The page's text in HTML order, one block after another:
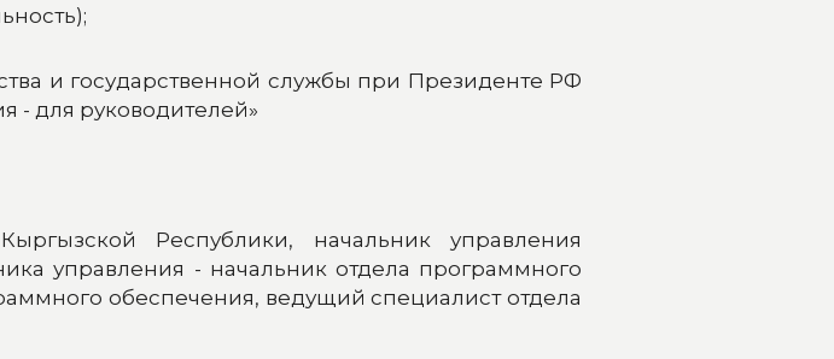
и государственной службы при Президенте РФ
- для руководителей»
Республики, начальник управления
управления - начальник отдела программного
обеспечения, ведущий специалист отдела